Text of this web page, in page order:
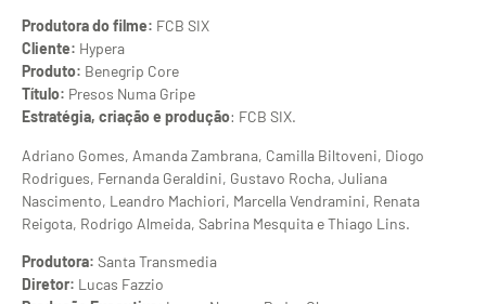
Produtora do filme: FCB SIX
Cliente: Hypera
Produto: Benegrip Core
Título: Presos Numa Gripe
Estratégia, criação e produção: FCB SIX.
Adriano Gomes, Amanda Zambrana, Camilla Biltoveni, Diogo
Rodrigues, Fernanda Geraldini, Gustavo Rocha, Juliana
Nascimento, Leandro Machiori, Marcella Vendramini, Renata
Reigota, Rodrigo Almeida, Sabrina Mesquita e Thiago Lins.
Produtora: Santa Transmedia
Diretor: Lucas Fazzio